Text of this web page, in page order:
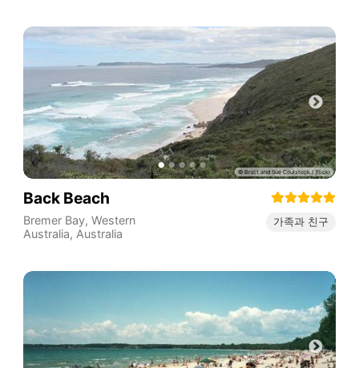
Back Beach
Bremer Bay, Western
Australia, Australia
가족과 친구